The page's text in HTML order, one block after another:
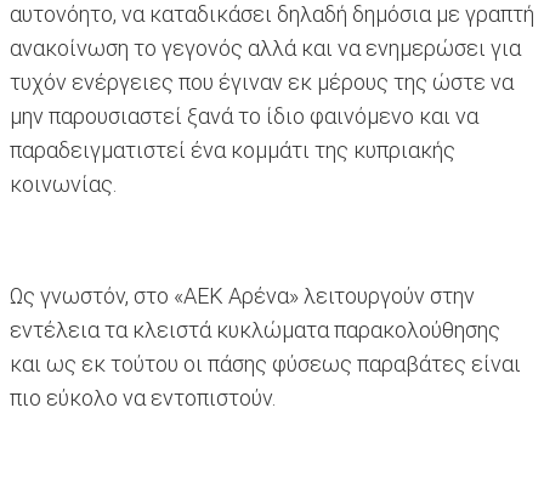
αυτονόητο, να καταδικάσει δηλαδή δημόσια με γραπτή
ανακοίνωση το γεγονός αλλά και να ενημερώσει για
τυχόν ενέργειες που έγιναν εκ μέρους της ώστε να
μην παρουσιαστεί ξανά το ίδιο φαινόμενο και να
παραδειγματιστεί ένα κομμάτι της κυπριακής
κοινωνίας.
Ως γνωστόν, στο «ΑΕΚ Αρένα» λειτουργούν στην
εντέλεια τα κλειστά κυκλώματα παρακολούθησης
και ως εκ τούτου οι πάσης φύσεως παραβάτες είναι
πιο εύκολο να εντοπιστούν.